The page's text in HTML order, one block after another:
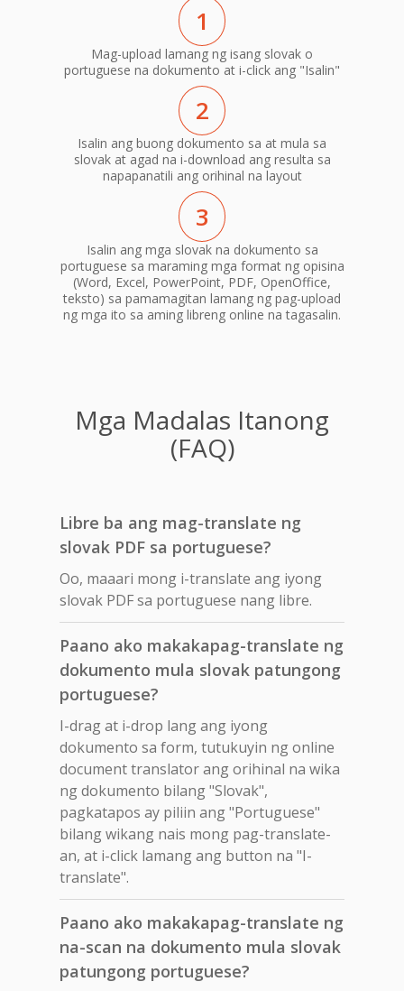
1
Mag-upload lamang ng isang slovak o
portuguese na dokumento at i-click ang "Isalin"
2
Isalin ang buong dokumento sa at mula sa
slovak at agad na i-download ang resulta sa
napapanatili ang orihinal na layout
3
Isalin ang mga slovak na dokumento sa
portuguese sa maraming mga format ng opisina
(Word, Excel, PowerPoint, PDF, OpenOffice,
teksto) sa pamamagitan lamang ng pag-upload
ng mga ito sa aming libreng online na tagasalin.
Mga Madalas Itanong
(FAQ)
Libre ba ang mag-translate ng
slovak PDF sa portuguese?
Oo, maaari mong i-translate ang iyong
slovak PDF sa portuguese nang libre.
Paano ako makakapag-translate ng
dokumento mula slovak patungong
portuguese?
I-drag at i-drop lang ang iyong
dokumento sa form, tutukuyin ng online
document translator ang orihinal na wika
ng dokumento bilang "Slovak",
pagkatapos ay piliin ang "Portuguese"
bilang wikang nais mong pag-translate-
an, at i-click lamang ang button na "I-
translate".
Paano ako makakapag-translate ng
na-scan na dokumento mula slovak
patungong portuguese?